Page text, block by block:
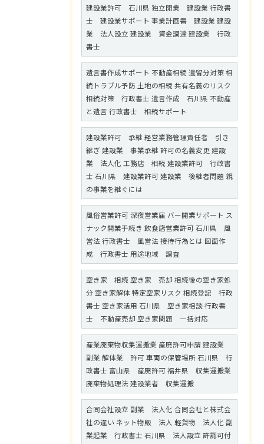
建設業許可 石川県 独立開業 建設業 行政書
士 建設業サポート 事業計画書 建設業 建設
業 法人設立 建設業 資金調達 建設業 行政
書士
遺言書作成サポート 不動産相続 遺留分対策 相
続トラブル予防 土地の相続 共有名義のリスク
相続対策 行政書士 遺言作成 石川県 不動産
と遺言 行政書士 相続サポート
建設業許可 承継 経営業務管理責任者 引き
継ぎ 建設業 事業承継 許可の名義変更 建設
業 法人化 工務店 相続 建設業許可 行政書
士 石川県 建設業許可 建設業 後継者問題 親
の事業を継ぐには
風俗営業許可 深夜営業届 バー開業サポート ス
ナック開業手続き 飲食店営業許可 石川県 風
営法 行政書士 風営法 接待行為とは 図面作
成 行政書士 用途地域 調査
空き家 相続 空き家 売却 相続後の空き家処
分 空き家解体 特定空家リスク 相続登記 行政
書士 空き家活用 石川県 空き家相談 行政書
士 不動産売却 空き家問題 一括対応
産業廃棄物収集運搬業 産廃許可申請 建設業
副業 解体業 許可 車両の保管場所 石川県 行
政書士 富山県 産廃許可 福井県 収集運搬業
廃棄物処理法 建設業者 収集運搬
合同会社設立 副業 法人化 合同会社と株式会
社の違い ネット物販 法人 軽貨物 法人化 副
業起業 行政書士 石川県 法人設立 許認可付